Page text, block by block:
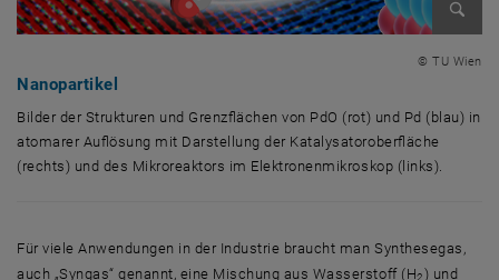
© TU Wien
Nanopartikel
Bilder der Strukturen und Grenzflächen von PdO (rot) und Pd (blau) in
atomarer Auflösung mit Darstellung der Katalysatoroberfläche
(rechts) und des Mikroreaktors im Elektronenmikroskop (links).
Für viele Anwendungen in der Industrie braucht man Synthesegas,
auch „Syngas“ genannt, eine Mischung aus Wasserstoff (H2) und